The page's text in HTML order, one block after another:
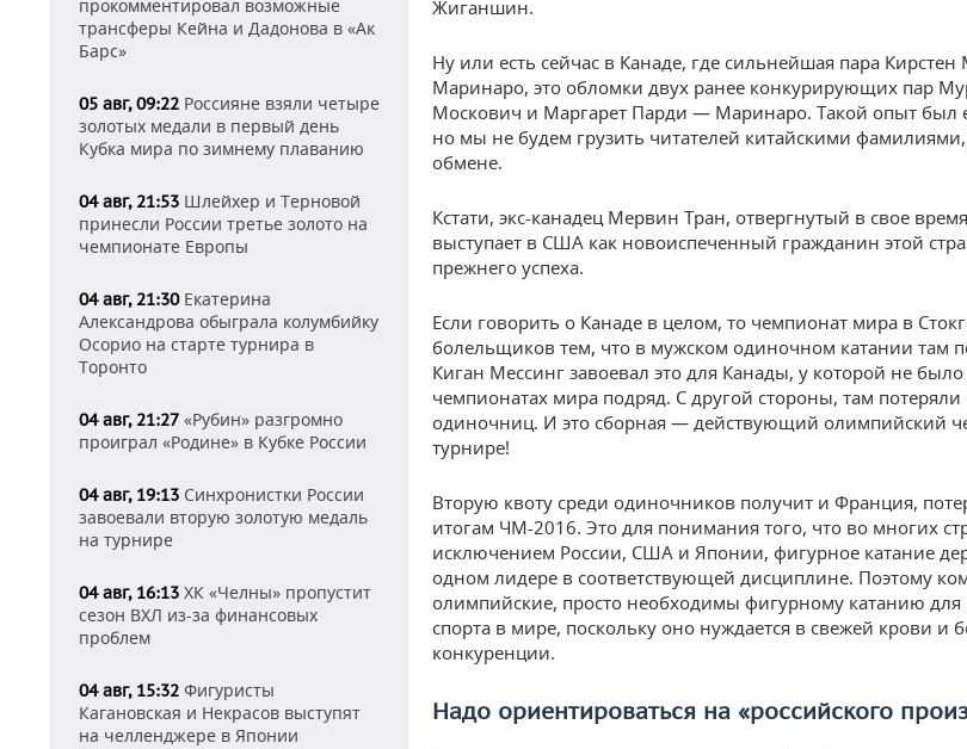
прокомментировал возможные
трансферы Кейна и Дадонова в «Ак
Барс»
05 авг, 09:22 Россияне взяли четыре
золотых медали в первый день
Кубка мира по зимнему плаванию
04 авг, 21:53 Шлейхер и Терновой
принесли России третье золото на
чемпионате Европы
04 авг, 21:30Екатерина
Александрова обыграла колумбийку
Осорио на старте турнира в
Торонто
04 авг, 21:27 «Рубин» разгромно
проиграл «Родине» в Кубке России
04 авг, 19:13 Синхронистки России
завоевали вторую золотую медаль
на турнире
04 авг, 16:13 ХК «Челны» пропустит
сезон ВХЛ из-за финансовых
проблем
04 авг, 15:32 Фигуристы
Кагановская и Некрасов выступят
на челленджере в Японии
Жиганшин.
Ну или есть сейчас в Канаде, где сильнейшая пара
Маринаро, это обломки двух ранее конкурирующих пар
Москович и Маргарет Парди — Маринаро. Такой опыт был
но мы не будем грузить читателей китайскими
обмене.
Кстати, экс-канадец Мервин Тран, отвергнутый в свое
выступает в США как новоиспеченный гражданин этой
прежнего успеха.
Если говорить о Канаде в целом, то чемпионат мира в
болельщиков тем, что в мужском одиночном катании там
Киган Мессинг завоевал это для Канады, у которой не
чемпионатах мира подряд. С другой стороны, там потеряли
одиночниц. И это сборная — действующий олимпийский
турнире!
Вторую квоту среди одиночников получит и Франция,
итогам ЧМ-2016. Это для понимания того, что во многих
исключением России, США и Японии, фигурное катание
одном лидере в соответствующей дисциплине. Поэтому
олимпийские, просто необходимы фигурному катанию для
спорта в мире, поскольку оно нуждается в свежей крови и
конкуренции.
Надо ориентироваться на «российского